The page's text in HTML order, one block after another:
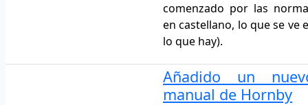
comenzado por las
en castellano, lo que se ve
lo que hay).
Añadido un
manual de Hornby